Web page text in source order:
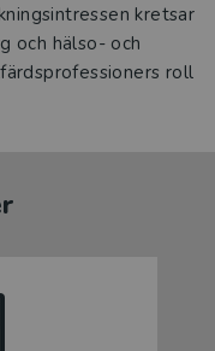
kretsar
och hälso- och
roll